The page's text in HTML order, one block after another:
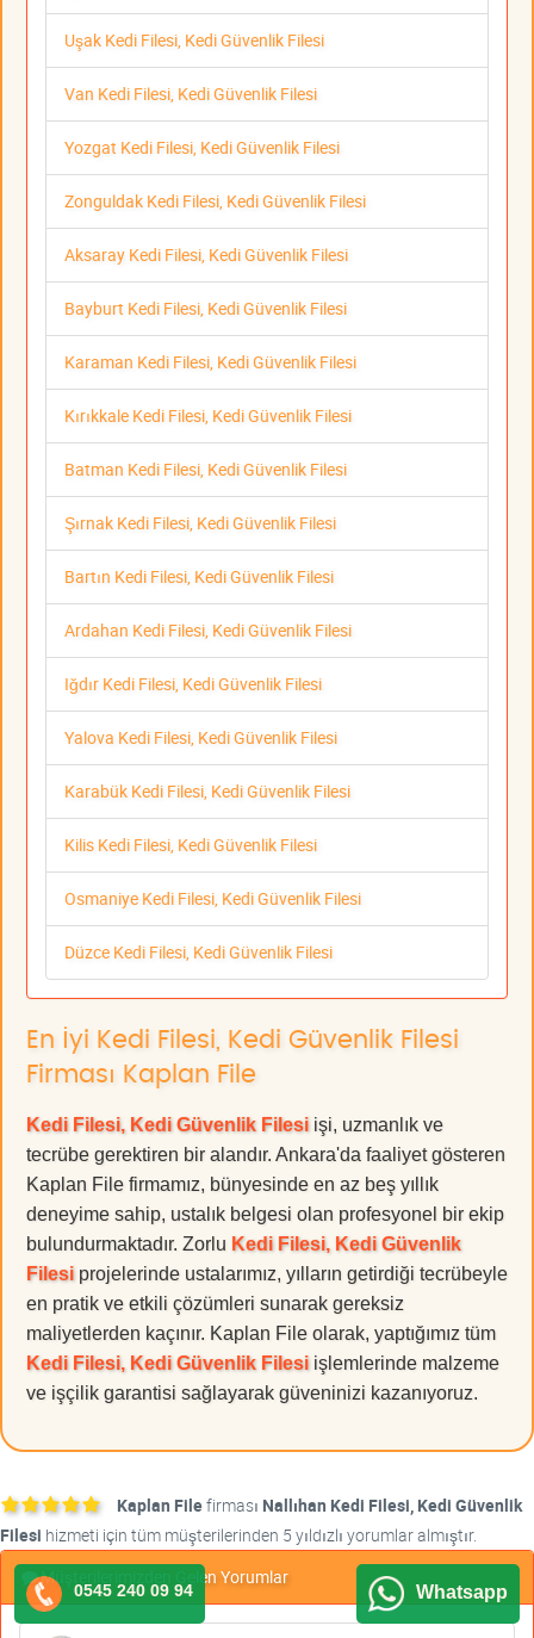
Uşak Kedi Filesi, Kedi Güvenlik Filesi
Van Kedi Filesi, Kedi Güvenlik Filesi
Yozgat Kedi Filesi, Kedi Güvenlik Filesi
Zonguldak Kedi Filesi, Kedi Güvenlik Filesi
Aksaray Kedi Filesi, Kedi Güvenlik Filesi
Bayburt Kedi Filesi, Kedi Güvenlik Filesi
Karaman Kedi Filesi, Kedi Güvenlik Filesi
Kırıkkale Kedi Filesi, Kedi Güvenlik Filesi
Batman Kedi Filesi, Kedi Güvenlik Filesi
Şırnak Kedi Filesi, Kedi Güvenlik Filesi
Bartın Kedi Filesi, Kedi Güvenlik Filesi
Ardahan Kedi Filesi, Kedi Güvenlik Filesi
Iğdır Kedi Filesi, Kedi Güvenlik Filesi
Yalova Kedi Filesi, Kedi Güvenlik Filesi
Karabük Kedi Filesi, Kedi Güvenlik Filesi
Kilis Kedi Filesi, Kedi Güvenlik Filesi
Osmaniye Kedi Filesi, Kedi Güvenlik Filesi
Düzce Kedi Filesi, Kedi Güvenlik Filesi
En İyi Kedi Filesi, Kedi Güvenlik Filesi
Firması Kaplan File
Kedi Filesi, Kedi Güvenlik Filesi işi, uzmanlık ve
tecrübe gerektiren bir alandır. Ankara'da faaliyet gösteren
Kaplan File firmamız, bünyesinde en az beş yıllık
deneyime sahip, ustalık belgesi olan profesyonel bir ekip
bulundurmaktadır. Zorlu Kedi Filesi, Kedi Güvenlik
Filesi projelerinde ustalarımız, yılların getirdiği tecrübeyle
en pratik ve etkili çözümleri sunarak gereksiz
maliyetlerden kaçınır. Kaplan File olarak, yaptığımız tüm
Kedi Filesi, Kedi Güvenlik Filesi işlemlerinde malzeme
ve işçilik garantisi sağlayarak güveninizi kazanıyoruz.
Kaplan Filefirması Nallıhan Kedi Filesi, Kedi Güvenlik
Filesi hizmeti için tüm müşterilerinden 5 yıldızlı yorumlar almıştır.
Müşterilerimizden Gelen Yorumlar
0545 240 09 94 Whatsapp